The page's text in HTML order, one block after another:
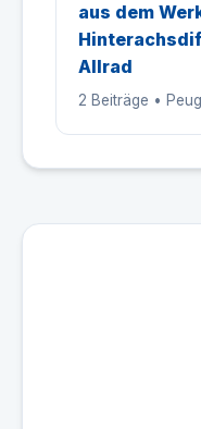
aus dem
Allrad
2 Beiträge •